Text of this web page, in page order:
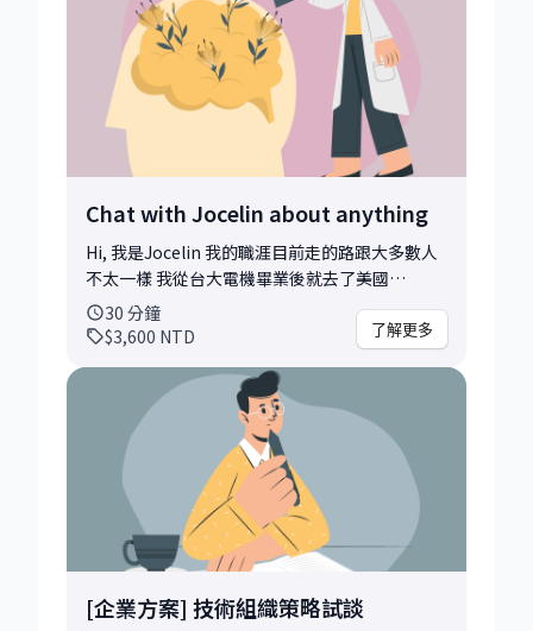
Chat with Jocelin about anything
Hi, 我是Jocelin 我的職涯目前走的路跟大多數人
不太一樣 我從台大電機畢業後就去了美國
Stanford念master 順利進入Meta工作五年後，
毅然決然決定辭職搬回台灣創業 接著創立Cooby
四年，擔任CTO & cofounder 經歷人生最辛苦的
幾年後，我又決定要離開自己創立的公司，加入
中型新創PicCollage， 帶領 innovation 團隊 我
做了很多很勇敢的決定，在這些下決定的過程也
淬鍊出很多自己的心法 我不後悔我做的任何決
定，也很希望能用自己的經驗和思考框架幫助到
正在迷惘的你堅定信心 Read my article to
know me more:
https://medium.com/@jocelin/10-years-of-
career-lessons-60af2c9f2c28 以下是我職涯經
歷，以及一些你可以跟我討論的問題舉例： 1.
30 分鐘
$3,600 NTD 了解更多
[企業方案] 技術組織策略試談